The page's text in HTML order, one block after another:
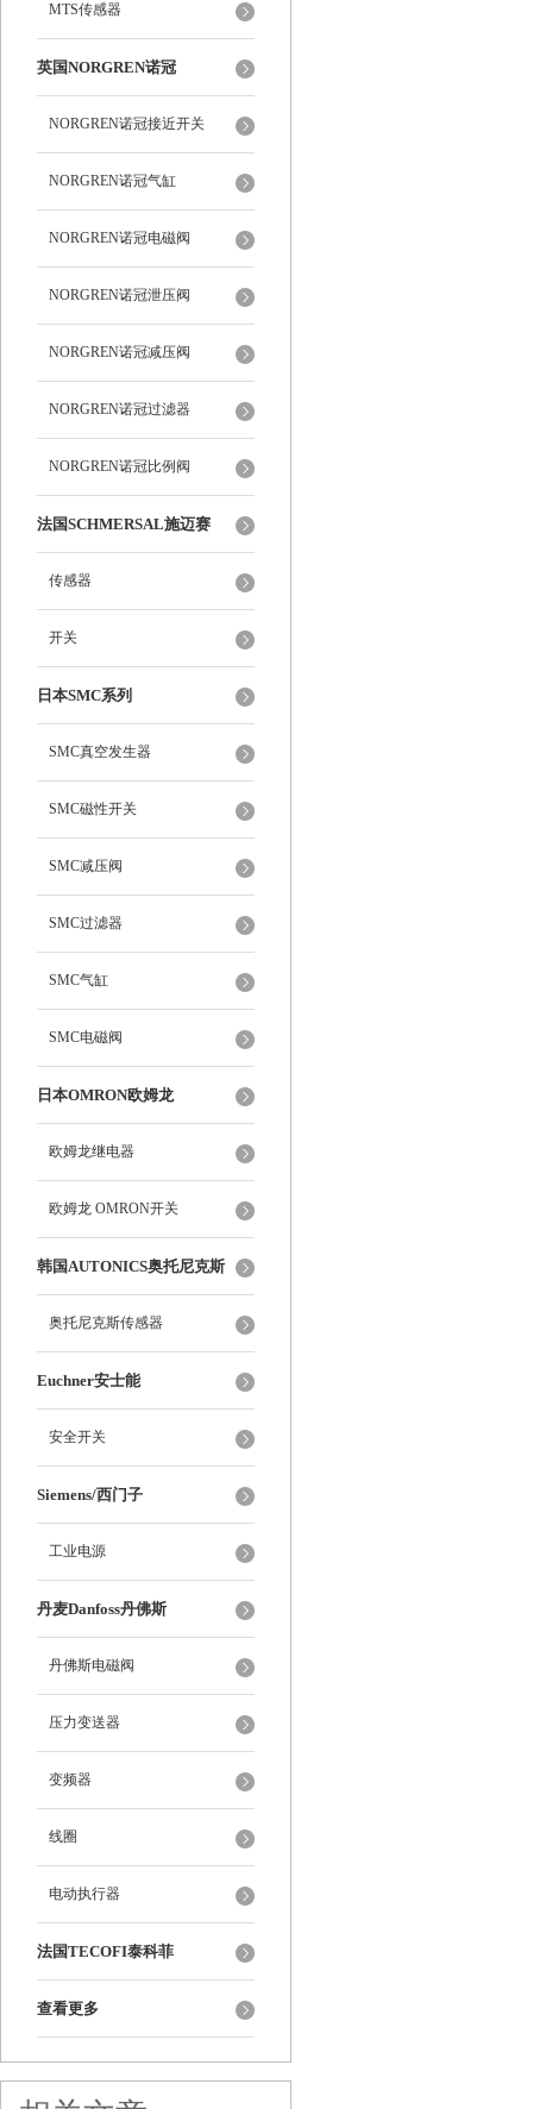
MTS传感器
英国NORGREN诺冠
NORGREN诺冠接近开关
NORGREN诺冠气缸
NORGREN诺冠电磁阀
NORGREN诺冠泄压阀
NORGREN诺冠减压阀
NORGREN诺冠过滤器
NORGREN诺冠比例阀
法国SCHMERSAL施迈赛
传感器
开关
日本SMC系列
SMC真空发生器
SMC磁性开关
SMC减压阀
SMC过滤器
SMC气缸
SMC电磁阀
日本OMRON欧姆龙
欧姆龙继电器
欧姆龙 OMRON开关
韩国AUTONICS奥托尼克斯
奥托尼克斯传感器
Euchner安士能
安全开关
Siemens/西门子
工业电源
丹麦Danfoss丹佛斯
丹佛斯电磁阀
压力变送器
变频器
线圈
电动执行器
法国TECOFI泰科菲
查看更多